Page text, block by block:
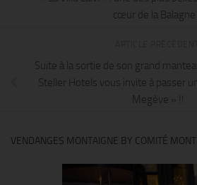
cœur de la Balagne !!
Suite à la sortie de son grand
Steller Hotels vous invite à passer
Megève » !!
VENDANGES MONTAIGNE BY COMITÉ